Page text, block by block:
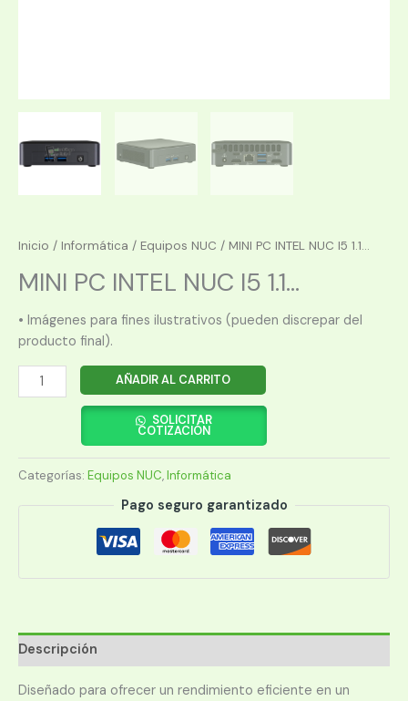
Inicio / Informática / Equipos NUC / MINI PC INTEL NUC I5 1.1...
MINI PC INTEL NUC I5 1.1...
• Imágenes para fines ilustrativos (pueden discrepar del
producto final).
MINI
PC
I5
1.1/HDMI/DP/WIFI/BT/RED/DDR4/USB
BNUC11TNKV50000
AÑADIR AL CARRITO
SOLICITAR
COTIZACIÓN
Categorías: Equipos NUC,Informática
Pago seguro garantizado
Descripción
Diseñado para ofrecer un rendimiento eficiente en un